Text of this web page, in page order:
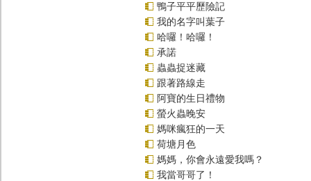
鴨子平平歷險記
我的名字叫葉子
哈囉！哈囉！
承諾
蟲蟲捉迷藏
跟著路線走
阿寶的生日禮物
螢火蟲晚安
媽咪瘋狂的一天
荷塘月色
媽媽，你會永遠愛我嗎？
我當哥哥了！